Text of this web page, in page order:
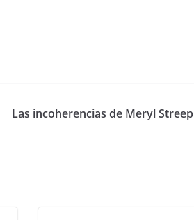
Las incoherencias de Meryl Streep